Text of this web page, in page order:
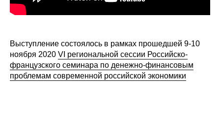
Научная жизнь
Проблемы прогнозирования
О журнале
Выступление состоялось в рамках прошедшей 9-10
ноября 2020 VI региональной сессии Российско-
французского семинара по денежно-финансовым
проблемам современной российской экономики